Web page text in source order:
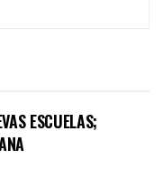
ESCUELAS;